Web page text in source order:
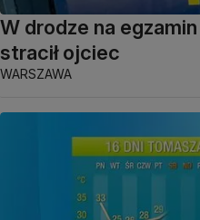
W drodze na
stracił ojciec
WARSZAWA